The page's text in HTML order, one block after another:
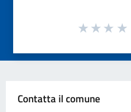
Contatta il comune